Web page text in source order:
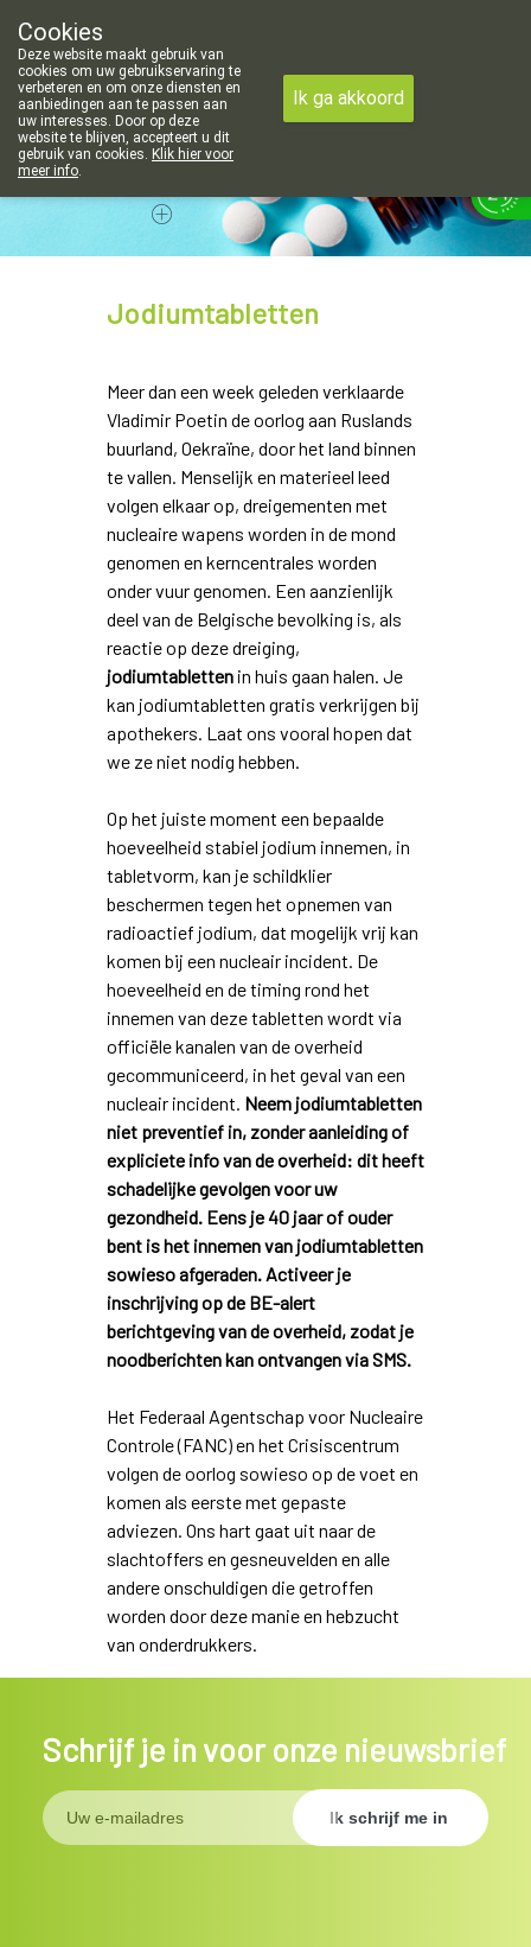
voor de apotheek in Attenhoven: dinsdag gesloten
011/88 14 74
Vandaag
Jodiumtabletten
Meer dan een week geleden verklaarde
Vladimir Poetin de oorlog aan Ruslands
buurland, Oekraïne, door het land binnen
te vallen. Menselijk en materieel leed
volgen elkaar op, dreigementen met
nucleaire wapens worden in de mond
genomen en kerncentrales worden
onder vuur genomen. Een aanzienlijk
deel van de Belgische bevolking is, als
reactie op deze dreiging,
jodiumtablettenin huis gaan halen. Je
kan jodiumtabletten gratis verkrijgen bij
apothekers. Laat ons vooral hopen dat
we ze niet nodig hebben.
Op het juiste moment een bepaalde
hoeveelheid stabiel jodium innemen, in
tabletvorm, kan je schildklier
beschermen tegen het opnemen van
radioactief jodium, dat mogelijk vrij kan
komen bij een nucleair incident. De
hoeveelheid en de timing rond het
innemen van deze tabletten wordt via
officiële kanalen van de overheid
gecommuniceerd, in het geval van een
nucleair incident. Neem jodiumtabletten
niet preventief in, zonder aanleiding of
expliciete info van de overheid: dit heeft
schadelijke gevolgen voor uw
gezondheid. Eens je 40 jaar of ouder
bent is het innemen van jodiumtabletten
sowieso afgeraden. Activeer je
inschrijving op de BE-alert
berichtgeving van de overheid, zodat je
noodberichten kan ontvangen via SMS.
Het Federaal Agentschap voor Nucleaire
Controle (FANC) en het Crisiscentrum
volgen de oorlog sowieso op de voet en
komen als eerste met gepaste
adviezen. Ons hart gaat uit naar de
slachtoffers en gesneuvelden en alle
andere onschuldigen die getroffen
worden door deze manie en hebzucht
van onderdrukkers.
Schrijf je in voor onze nieuwsbrief
Cookies
Deze website maakt gebruik van
cookies om uw gebruikservaring te
verbeteren en om onze diensten en
aanbiedingen aan te passen aan
uw interesses. Door op deze
website te blijven, accepteert u dit
gebruik van cookies. Klik hier voor
meer info.
Ik ga akkoord